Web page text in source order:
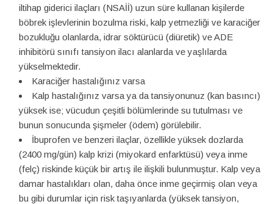
iltihap giderici ilaçları (NSAİİ) uzun süre kullanan kişilerde
böbrek işlevlerinin bozulma riski, kalp yetmezliği ve karaciğer
bozukluğu olanlarda, idrar söktürücü (diüretik) ve ADE
inhibitörü sınıfı tansiyon ilacı alanlarda ve yaşlılarda
yükselmektedir.
Karaciğer hastalığınız varsa
Kalp hastalığınız varsa ya da tansiyonunuz (kan basıncı)
yüksek ise; vücudun çeşitli bölümlerinde su tutulması ve
bunun sonucunda şişmeler (ödem) görülebilir.
İbuprofen ve benzeri ilaçlar, özellikle yüksek dozlarda
(2400 mg/gün) kalp krizi (miyokard enfarktüsü) veya inme
(felç) riskinde küçük bir artış ile ilişkili bulunmuştur. Kalp veya
damar hastalıkları olan, daha önce inme geçirmiş olan veya
bu gibi durumlar için risk taşıyanlarda (yüksek tansiyon,